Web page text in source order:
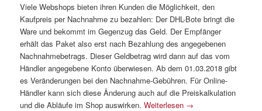
Viele Webshops bieten ihren Kunden die Möglichkeit, den
Kaufpreis per Nachnahme zu bezahlen: Der DHL-Bote bringt die
Ware und bekommt im Gegenzug das Geld. Der Empfänger
erhält das Paket also erst nach Bezahlung des angegebenen
Nachnahmebetrags. Dieser Geldbetrag wird dann auf das vom
Händler angegebene Konto überwiesen. Ab dem 01.03.2018 gibt
es Veränderungen bei den Nachnahme-Gebühren. Für Online-
Händler kann sich diese Änderung auch auf die Preiskalkulation
und die Abläufe im Shop auswirken.Weiterlesen →